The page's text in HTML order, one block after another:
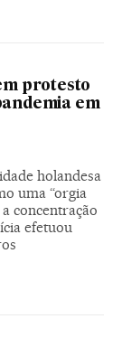
protesto
em
holandesa
uma “orgia
concentração
efetuou